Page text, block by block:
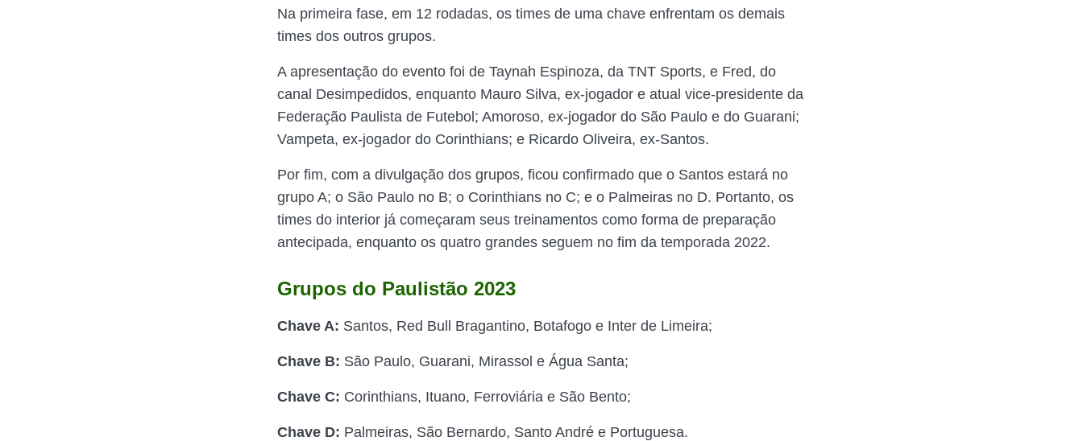
Na primeira fase, em 12 rodadas, os times de uma chave enfrentam os demais
times dos outros grupos.
A apresentação do evento foi de Taynah Espinoza, da TNT Sports, e Fred, do
canal Desimpedidos, enquanto Mauro Silva, ex-jogador e atual vice-presidente da
Federação Paulista de Futebol; Amoroso, ex-jogador do São Paulo e do Guarani;
Vampeta, ex-jogador do Corinthians; e Ricardo Oliveira, ex-Santos.
Por fim, com a divulgação dos grupos, ficou confirmado que o Santos estará no
grupo A; o São Paulo no B; o Corinthians no C; e o Palmeiras no D. Portanto, os
times do interior já começaram seus treinamentos como forma de preparação
antecipada, enquanto os quatro grandes seguem no fim da temporada 2022.
Grupos do Paulistão 2023
Chave A: Santos, Red Bull Bragantino, Botafogo e Inter de Limeira;
Chave B: São Paulo, Guarani, Mirassol e Água Santa;
Chave C: Corinthians, Ituano, Ferroviária e São Bento;
Chave D: Palmeiras, São Bernardo, Santo André e Portuguesa.